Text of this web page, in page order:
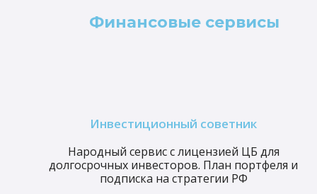
Финансовые сервисы
Инвестиционный советник
Народный сервис с лицензией ЦБ для
долгосрочных инвесторов. План портфеля и
подписка на стратегии РФ